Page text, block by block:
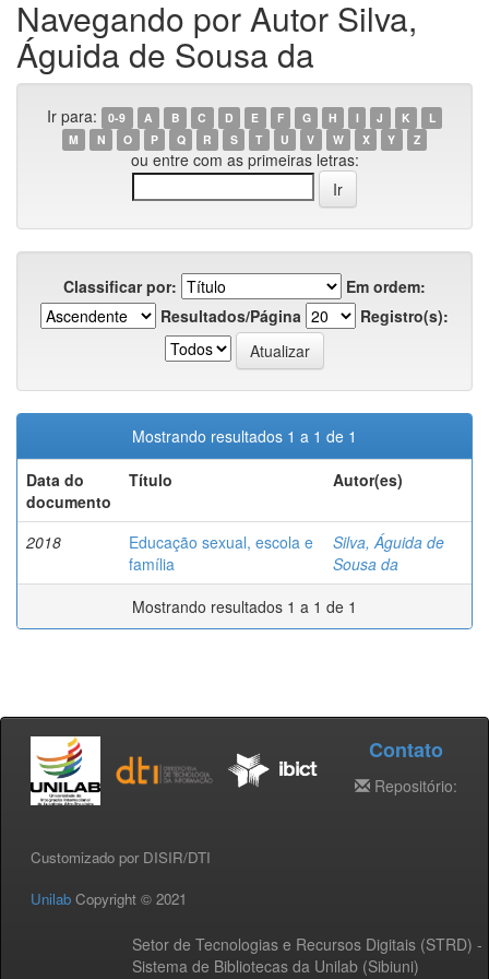
Navegando por Autor Silva,
Águida de Sousa da
Ir para: 0-9 A B C D E F G H I J K
L
M
N O P Q R S T U V W X Y Z
ou entre com as primeiras letras:
Classificar por:
Em ordem:
Resultados/Página
Registro(s):
Mostrando resultados 1 a 1 de 1
Data do
documento
Título Autor(es)
2018
Educação sexual, escola e
família
Silva, Águida de
Sousa da
Mostrando resultados 1 a 1 de 1
Customizado por DISIR/DTI
Unilab Copyright © 2021
Setor de Tecnologias e Recursos Digitais (STRD) -
Sistema de Bibliotecas da Unilab (Sibiuni)
Contato
Repositório: